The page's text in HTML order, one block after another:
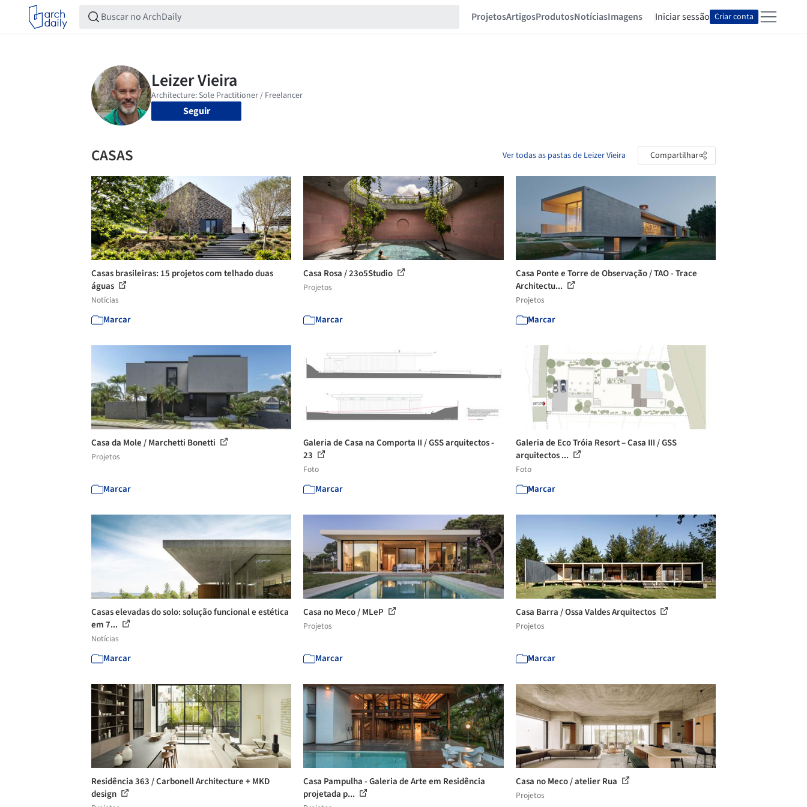
ProjetosArtigosProdutosNotíciasImagens Iniciar sessão Criar conta
Seguir
CASAS Ver todas as pastas de Leizer Vieira Compartilhar
Casas brasileiras: 15 projetos com telhado duas
águas
Notícias
Marcar
Casa Rosa / 23o5Studio
Projetos
Marcar
Casa Ponte e Torre de Observação / TAO - Trace
Architectu...
Projetos
Marcar
Casa da Mole / Marchetti Bonetti
Projetos
Marcar
Galeria de Casa na Comporta II / GSS arquitectos -
23
Foto
Marcar
Galeria de Eco Tróia Resort – Casa III / GSS
arquitectos ...
Foto
Marcar
Casas elevadas do solo: solução funcional e estética
em 7...
Notícias
Marcar
Casa no Meco / MLeP
Projetos
Marcar
Casa Barra / Ossa Valdes Arquitectos
Projetos
Marcar
Residência 363 / Carbonell Architecture + MKD
design
Casa Pampulha - Galeria de Arte em Residência
projetada p...
Casa no Meco / atelier Rua
Projetos